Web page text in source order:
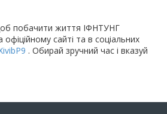
побачити життя ІФНТУНГ
сайті та в соціальних
. Обирай зручний час і вказуй